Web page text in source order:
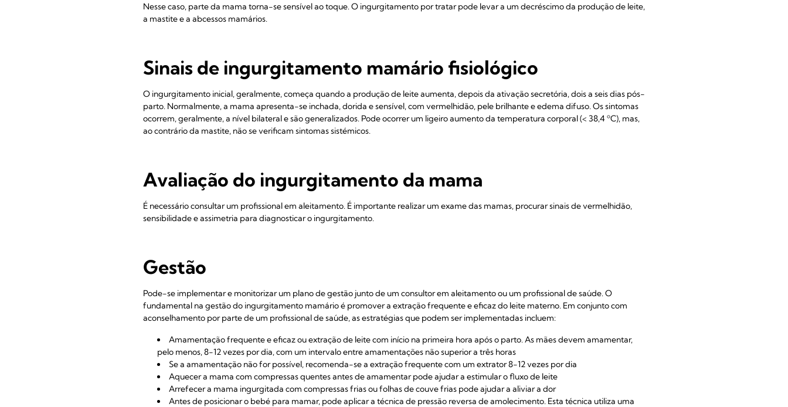
Nesse caso, parte da mama torna-se sensível ao toque. O ingurgitamento por tratar pode levar a um decréscimo da produção de leite,
a mastite e a abcessos mamários.
Sinais de ingurgitamento mamário fisiológico
O ingurgitamento inicial, geralmente, começa quando a produção de leite aumenta, depois da ativação secretória, dois a seis dias pós-
parto. Normalmente, a mama apresenta-se inchada, dorida e sensível, com vermelhidão, pele brilhante e edema difuso. Os sintomas
ocorrem, geralmente, a nível bilateral e são generalizados. Pode ocorrer um ligeiro aumento da temperatura corporal (< 38,4 ºC), mas,
ao contrário da mastite, não se verificam sintomas sistémicos.
Avaliação do ingurgitamento da mama
É necessário consultar um profissional em aleitamento. É importante realizar um exame das mamas, procurar sinais de vermelhidão,
sensibilidade e assimetria para diagnosticar o ingurgitamento.
Gestão
Pode-se implementar e monitorizar um plano de gestão junto de um consultor em aleitamento ou um profissional de saúde. O
fundamental na gestão do ingurgitamento mamário é promover a extração frequente e eficaz do leite materno. Em conjunto com
aconselhamento por parte de um profissional de saúde, as estratégias que podem ser implementadas incluem:
Amamentação frequente e eficaz ou extração de leite com início na primeira hora após o parto. As mães devem amamentar,
pelo menos, 8-12 vezes por dia, com um intervalo entre amamentações não superior a três horas
Se a amamentação não for possível, recomenda-se a extração frequente com um extrator 8-12 vezes por dia
Aquecer a mama com compressas quentes antes de amamentar pode ajudar a estimular o fluxo de leite
Arrefecer a mama ingurgitada com compressas frias ou folhas de couve frias pode ajudar a aliviar a dor
Antes de posicionar o bebé para mamar, pode aplicar a técnica de pressão reversa de amolecimento. Esta técnica utiliza uma